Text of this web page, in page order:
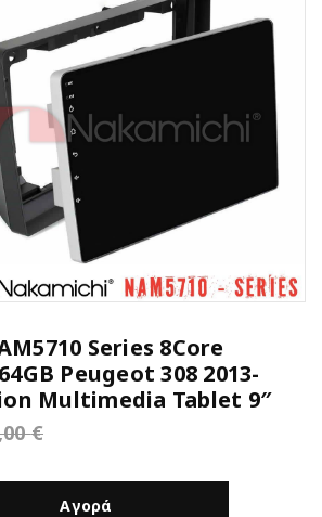
Series 8Core
Peugeot 308 2013-
Multimedia Tablet 9″
€
Αγορά